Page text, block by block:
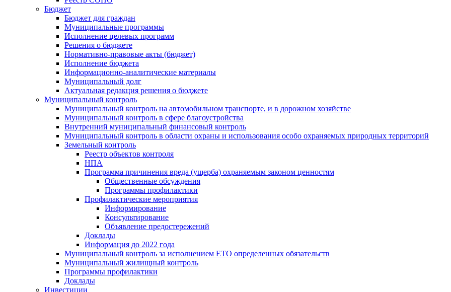
Бюджет
Бюджет для граждан
Муниципальные программы
Исполнение целевых программ
Решения о бюджете
Нормативно-правовые акты (бюджет)
Исполнение бюджета
Информационно-аналитические материалы
Муниципальный долг
Актуальная редакция решения о бюджете
Муниципальный контроль
Муниципальный контроль на автомобильном транспорте, и в дорожном хозяйстве
Муниципальный контроль в сфере благоустройства
Внутренний муниципальный финансовый контроль
Муниципальный контроль в области охраны и использования особо охраняемых природных территорий
Земельный контроль
Реестр объектов контроля
НПА
Программа причинения вреда (ущерба) охраняемым законом ценностям
Общественные обсуждения
Программы профилактики
Профилактические мероприятия
Информирование
Консультирование
Объявление предостережений
Доклады
Информация до 2022 года
Муниципальный контроль за исполнением ЕТО определенных обязательств
Муниципальный жилищный контроль
Программы профилактики
Доклады
Инвестиции